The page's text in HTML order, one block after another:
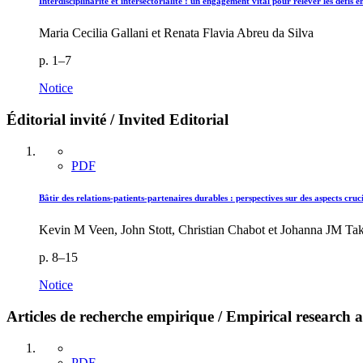
Maria Cecilia Gallani et Renata Flavia Abreu da Silva
p. 1–7
Notice
Éditorial invité / Invited Editorial
PDF
Bâtir des relations-patients-partenaires durables : perspectives sur des aspects
Kevin M Veen, John Stott, Christian Chabot et Johanna JM
p. 8–15
Notice
Articles de recherche empirique / Empirical research